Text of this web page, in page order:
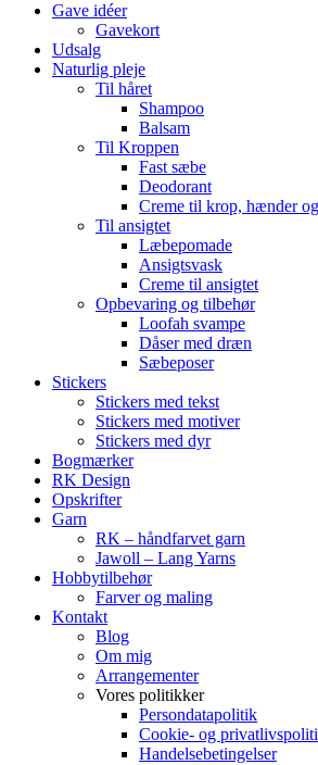
Gave idéer
Gavekort
Udsalg
Naturlig pleje
Til håret
Shampoo
Balsam
Til Kroppen
Fast sæbe
Deodorant
Creme til krop, hænder
Til ansigtet
Læbepomade
Ansigtsvask
Creme til ansigtet
Opbevaring og tilbehør
Loofah svampe
Dåser med dræn
Sæbeposer
Stickers
Stickers med tekst
Stickers med motiver
Stickers med dyr
Bogmærker
RK Design
Opskrifter
Garn
RK – håndfarvet garn
Jawoll – Lang Yarns
Hobbytilbehør
Farver og maling
Kontakt
Blog
Om mig
Arrangementer
Vores politikker
Persondatapolitik
Cookie- og
Handelsebetingelser